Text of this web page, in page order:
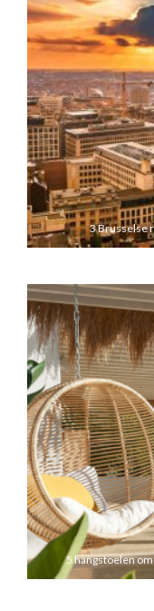
3 Brusselse
5 hangstoelen